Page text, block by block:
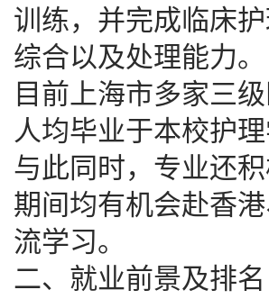
训练，并完成临床
综合以及处理能力。
目前上海市多家三
人均毕业于本校护理
与此同时，专业还
期间均有机会赴香
流学习。
二、就业前景及排名